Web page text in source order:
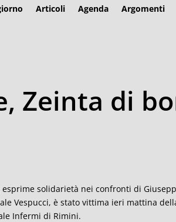
Articoli Agenda Argomenti
Zeinta di
esprime solidarietà nei confronti di
Vespucci, è stato vittima ieri mattina
Infermi di Rimini.